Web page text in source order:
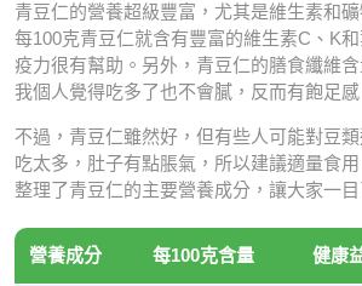
青豆仁的營養超級豐富，尤其是維生素和礦
每100克青豆仁就含有豐富的維生素C、K
疫力很有幫助。另外，青豆仁的膳食纖維含
我個人覺得吃多了也不會膩，反而有飽足感
不過，青豆仁雖然好，但有些人可能對豆
吃太多，肚子有點脹氣，所以建議適量食
整理了青豆仁的主要營養成分，讓大家一目
營養成分 每100克含量 健康